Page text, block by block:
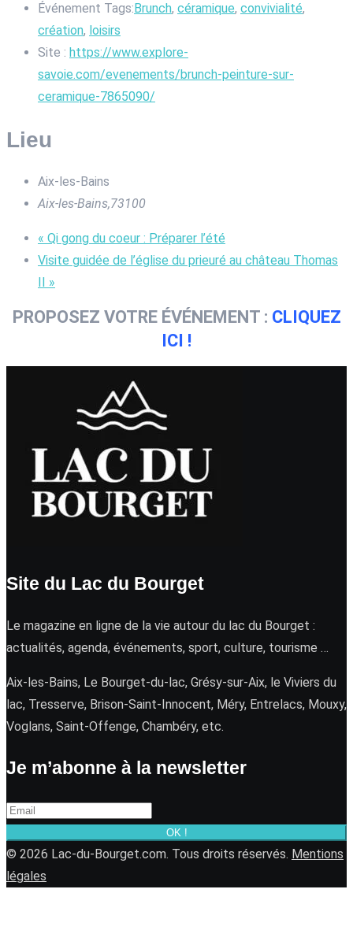
Événement Tags: Brunch, céramique, convivialité,
création, loisirs
Site : https://www.explore-
savoie.com/evenements/brunch-peinture-sur-
ceramique-7865090/
Lieu
Aix-les-Bains
Aix-les-Bains,73100
« Qi gong du coeur : Préparer l’été
Visite guidée de l’église du prieuré au château Thomas
II »
PROPOSEZ VOTRE ÉVÉNEMENT : CLIQUEZ
ICI !
Site du Lac du Bourget
Le magazine en ligne de la vie autour du lac du Bourget :
actualités, agenda, événements, sport, culture, tourisme …
Aix-les-Bains, Le Bourget-du-lac, Grésy-sur-Aix, le Viviers du
lac, Tresserve, Brison-Saint-Innocent, Méry, Entrelacs, Mouxy,
Voglans, Saint-Offenge, Chambéry, etc.
Je m’abonne à la newsletter
OK !
© 2026 Lac-du-Bourget.com. Tous droits réservés. Mentions
légales